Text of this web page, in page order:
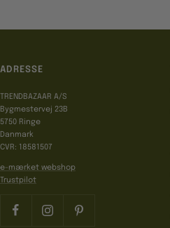
ADRESSE
TRENDBAZAAR A/S
Bygmestervej 23B
5750 Ringe
Danmark
CVR: 18581507
e-mærket webshop
Trustpilot